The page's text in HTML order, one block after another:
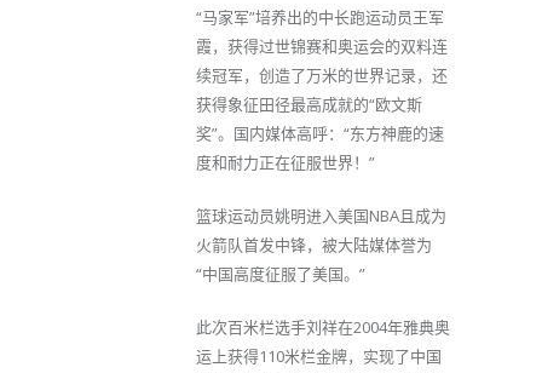
“马家军”培养出的中长跑运动员王军
霞，获得过世锦赛和奥运会的双料连
续冠军，创造了万米的世界记录，还
获得象征田径最高成就的“欧文斯
奖”。国内媒体高呼：“东方神鹿的速
度和耐力正在征服世界！”
篮球运动员姚明进入美国NBA且成为
火箭队首发中锋，被大陆媒体誉为
“中国高度征服了美国。”
此次百米栏选手刘祥在2004年雅典奥
运上获得110米栏金牌，实现了中国